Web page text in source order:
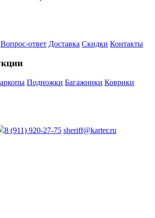
Вопрос-ответ Доставка Скидки Контакты
Подножки Багажники Коврики
8 (911) 920-27-75 sheriff@karter.ru